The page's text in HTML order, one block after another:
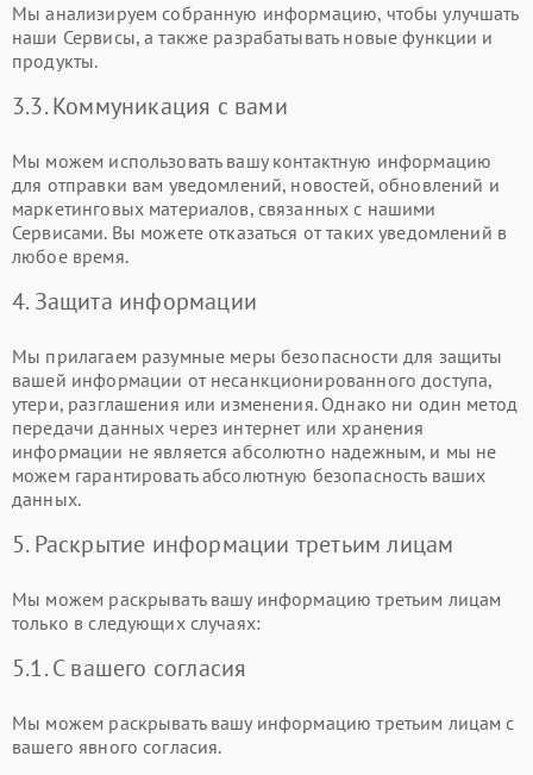
Мы анализируем собранную информацию, чтобы улучшать
наши Сервисы, а также разрабатывать новые функции и
продукты.
3.3. Коммуникация с вами
Мы можем использовать вашу контактную информацию
для отправки вам уведомлений, новостей, обновлений и
маркетинговых материалов, связанных с нашими
Сервисами. Вы можете отказаться от таких уведомлений в
любое время.
4. Защита информации
Мы прилагаем разумные меры безопасности для защиты
вашей информации от несанкционированного доступа,
утери, разглашения или изменения. Однако ни один метод
передачи данных через интернет или хранения
информации не является абсолютно надежным, и мы не
можем гарантировать абсолютную безопасность ваших
данных.
5. Раскрытие информации третьим лицам
Мы можем раскрывать вашу информацию третьим лицам
только в следующих случаях:
5.1. С вашего согласия
Мы можем раскрывать вашу информацию третьим лицам с
вашего явного согласия.